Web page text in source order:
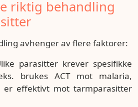
riktig behandling
avhenger av flere faktorer:
parasitter krever spesifikke
brukes ACT mot malaria,
er effektivt mot tarmparasitter